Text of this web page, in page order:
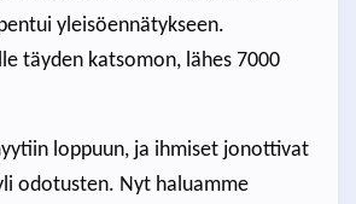
yleisöennätykseen.
täyden katsomon, lähes 7000
loppuun, ja ihmiset jonottivat
odotusten. Nyt haluamme